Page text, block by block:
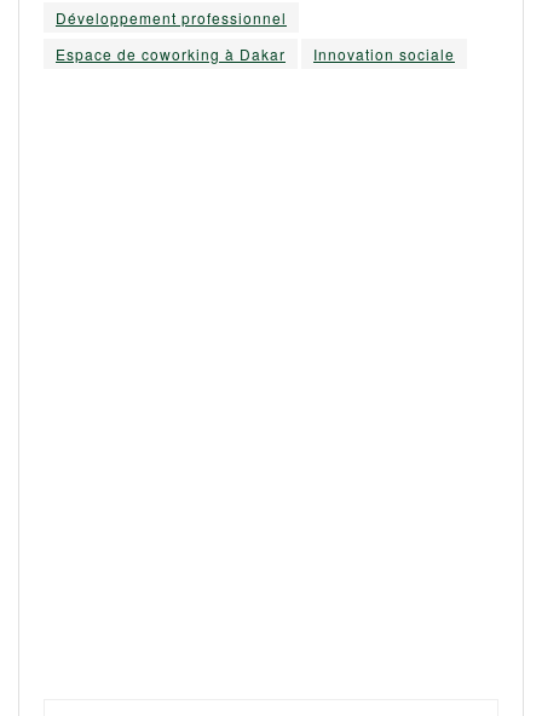
Développement professionnel
Espace de coworking à Dakar
Innovation sociale